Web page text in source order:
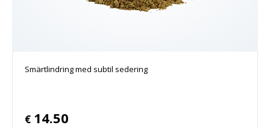
Smärtlindring med subtil sedering
€ 14.50